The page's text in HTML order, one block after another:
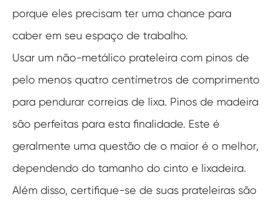
porque eles precisam ter uma chance para
caber em seu espaço de trabalho.
Usar um não-metálico prateleira com pinos de
pelo menos quatro centímetros de comprimento
para pendurar correias de lixa. Pinos de madeira
são perfeitas para esta finalidade. Este é
geralmente uma questão de o maior é o melhor,
dependendo do tamanho do cinto e lixadeira.
Além disso, certifique-se de suas prateleiras são